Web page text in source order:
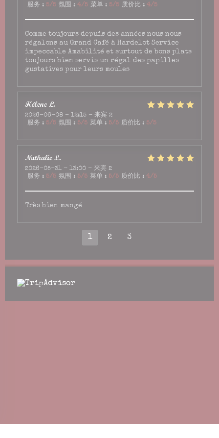
服务 : 5/5 氛围 : 4/5 菜单 : 5/5 质价比 : 4/5
Comme toujours depuis des années nous nous
régalons au Grand Café à Hardelot Service
impeccable Amabilité et surtout de bons plats
toujours bien servis un régal des papilles
gustatives pour leurs moules
HélèneL
2026-06-08 - 12:15 - 来宾 2
服务 : 5/5 氛围 : 5/5 菜单 : 5/5 质价比 : 5/5
NathalieL
2026-05-31 - 13:00 - 来宾 2
服务 : 5/5 氛围 : 5/5 菜单 : 5/5 质价比 : 4/5
Très bien mangé
1 2 3